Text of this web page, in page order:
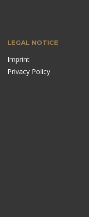
LEGAL NOTICE
Imprint
Privacy Policy